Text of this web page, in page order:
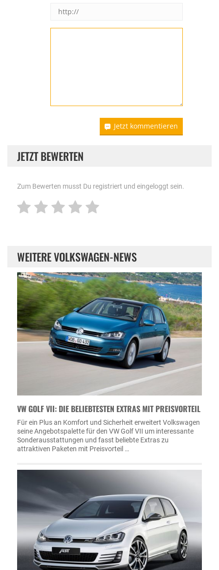
Jetzt kommentieren
JETZT BEWERTEN
Zum Bewerten musst Du registriert und eingeloggt sein.
WEITERE VOLKSWAGEN-NEWS
VW GOLF VII: DIE BELIEBTESTEN EXTRAS MIT PREISVORTEIL
Für ein Plus an Komfort und Sicherheit erweitert Volkswagen
seine Angebotspalette für den VW Golf VII um interessante
Sonderausstattungen und fasst beliebte Extras zu
attraktiven Paketen mit Preisvorteil …